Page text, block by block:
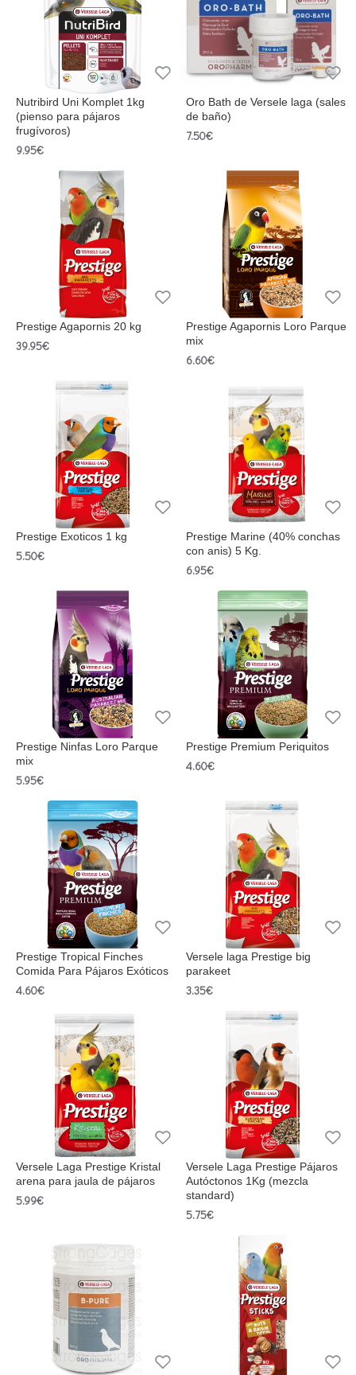
Nutribird Uni Komplet 1kg
(pienso para pájaros
frugívoros)
9.95€
Oro Bath de Versele laga (sales
de baño)
7.50€
Prestige Agapornis 20 kg
39.95€
Prestige Agapornis Loro Parque
mix
6.60€
Prestige Exoticos 1 kg
5.50€
Prestige Marine (40% conchas
con anis) 5 Kg.
6.95€
Prestige Ninfas Loro Parque
mix
5.95€
Prestige Premium Periquitos
4.60€
Prestige Tropical Finches
Comida Para Pájaros Exóticos
4.60€
Versele laga Prestige big
parakeet
3.35€
Versele Laga Prestige Kristal
arena para jaula de pájaros
5.99€
Versele Laga Prestige Pájaros
Autóctonos 1Kg (mezcla
standard)
5.75€